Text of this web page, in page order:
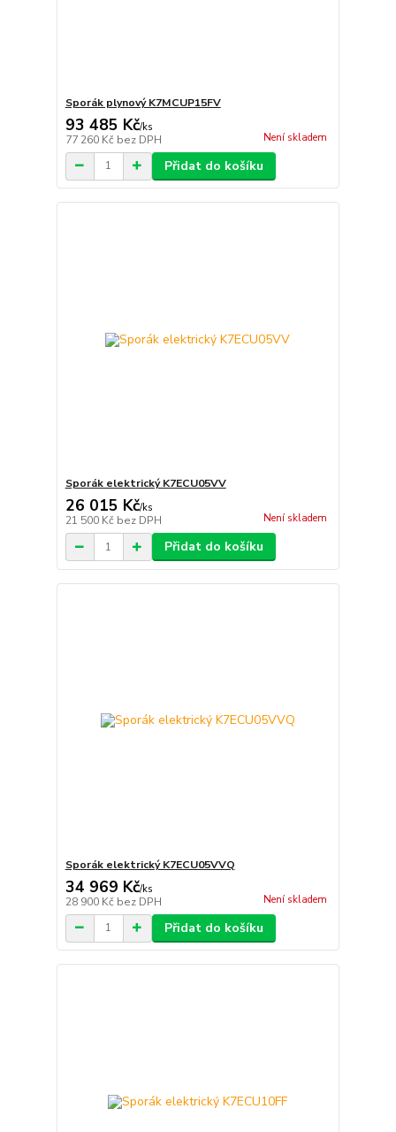
Sporák plynový K7MCUP15FV
93 485 Kč/ks
77 260 Kč bez DPH Není skladem
Přidat do košíku
Sporák elektrický K7ECU05VV
26 015 Kč/ks
21 500 Kč bez DPH Není skladem
Přidat do košíku
Sporák elektrický K7ECU05VVQ
34 969 Kč/ks
28 900 Kč bez DPH Není skladem
Přidat do košíku